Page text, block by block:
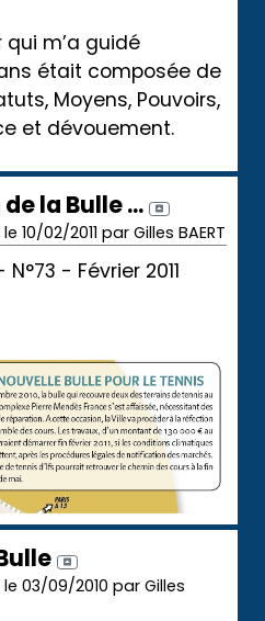
qui m’a guidé
était composée de
Moyens, Pouvoirs,
et dévouement.
la Bulle ...
02/2011 par Gilles BAERT
- Février 2011
03/09/2010 par Gilles